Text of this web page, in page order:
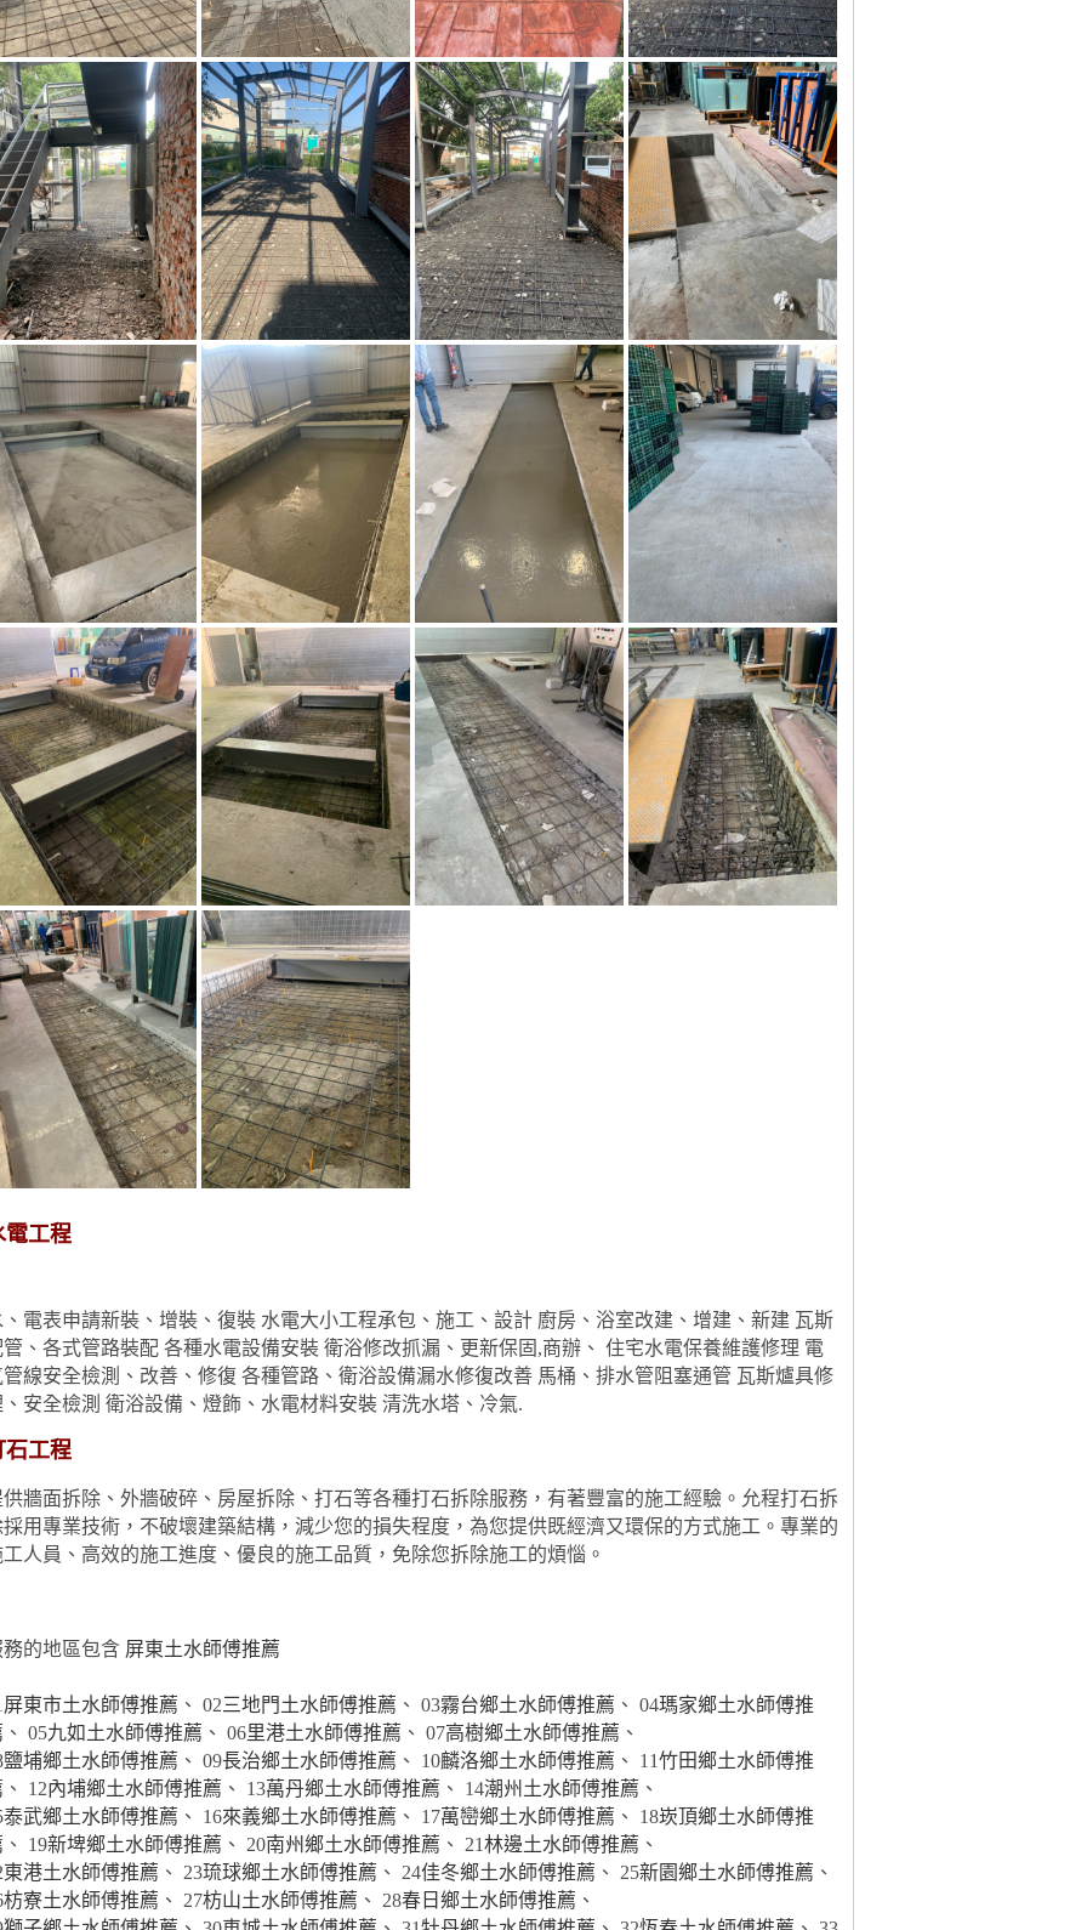
電工程
電表申請新裝、增裝、復裝 水電大小工程承包、施工、設計 廚房、浴室改建、增建、新建 瓦斯
、各式管路裝配 各種水電設備安裝 衛浴修改抓漏、更新保固,商辦、 住宅水電保養維護修理 電
線安全檢測、改善、修復 各種管路、衛浴設備漏水修復改善 馬桶、排水管阻塞通管 瓦斯爐具修
安全檢測 衛浴設備、燈飾、水電材料安裝 清洗水塔、冷氣.
石工程
牆面拆除、外牆破碎、房屋拆除、打石等各種打石拆除服務，有著豐富的施工經驗。允程打石拆
用專業技術，不破壞建築結構，減少您的損失程度，為您提供既經濟又環保的方式施工。專業的
人員、高效的施工進度、優良的施工品質，免除您拆除施工的煩惱。
的地區包含 屏東土水師傅推薦
屏東市土水師傅推薦 、 02三地門土水師傅推薦 、 03霧台鄉土水師傅推薦 、 04瑪家鄉土水師傅推
、 05九如土水師傅推薦 、 06里港土水師傅推薦 、 07高樹鄉土水師傅推薦 、
鹽埔鄉土水師傅推薦 、 09長治鄉土水師傅推薦 、 10麟洛鄉土水師傅推薦 、 11竹田鄉土水師傅推
、 12內埔鄉土水師傅推薦 、 13萬丹鄉土水師傅推薦 、 14潮州土水師傅推薦 、
泰武鄉土水師傅推薦 、 16來義鄉土水師傅推薦 、 17萬巒鄉土水師傅推薦 、 18崁頂鄉土水師傅推
、 19新埤鄉土水師傅推薦 、 20南州鄉土水師傅推薦 、 21林邊土水師傅推薦 、
東港土水師傅推薦 、 23琉球鄉土水師傅推薦 、 24佳冬鄉土水師傅推薦 、 25新園鄉土水師傅推薦 、
枋寮土水師傅推薦 、 27枋山土水師傅推薦 、 28春日鄉土水師傅推薦 、